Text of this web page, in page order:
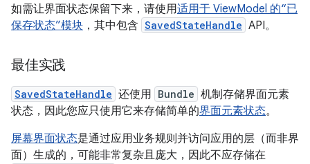
如需让界面状态保留下来，请使用适用于 ViewModel 的“已
保存状态”模块 ，其中包含 SavedStateHandle API。
最佳实践
SavedStateHandle 还使用 Bundle 机制存储界面元素
状态，因此您应只使用它来存储简单的界面元素状态。
屏幕界面状态是通过应用业务规则并访问应用的层（而非界
面）生成的，可能非常复杂且庞大，因此不应存储在